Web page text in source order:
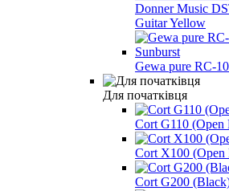
Donner Music
Guitar Yellow
Gewa pure RC-
Для початківця
Cort G110 (Open
Cort X100 (Open
Cort G200